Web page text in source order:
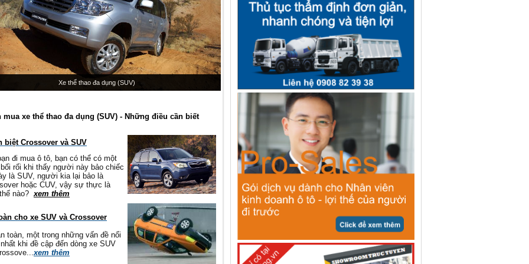
Xe thể thao đa dụng (SUV)
mua xe thể thao đa dụng (SUV) - Những điều cần biết
biệt Crossover và SUV
đi mua ô tô, bạn có thể có một
rối khi thấy người này bảo chiếc
là SUV, người kia lại bảo là
hoặc CUV, vậy sự thực là
nào?xem thêm
cho xe SUV và Crossover
toàn, một trong những vấn đề nổi
khi đề cập đến dòng xe SUV
xem thêm